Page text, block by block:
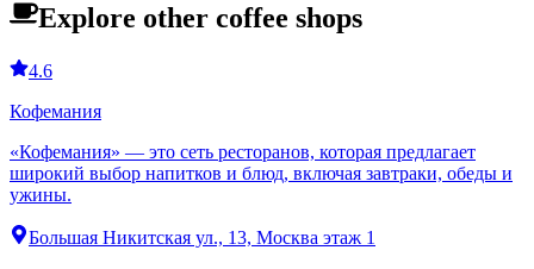
Explore other coffee shops
4.6
Кофемания
«Кофемания» — это сеть ресторанов, которая предлагает
широкий выбор напитков и блюд, включая завтраки, обеды и
ужины.
Большая Никитская ул., 13, Москва этаж 1